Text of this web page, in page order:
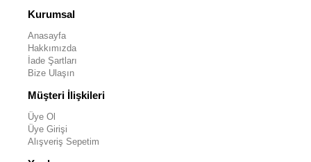
Kurumsal
Anasayfa
Hakkımızda
İade Şartları
Bize Ulaşın
Müşteri İlişkileri
Üye Ol
Üye Girişi
Alışveriş Sepetim